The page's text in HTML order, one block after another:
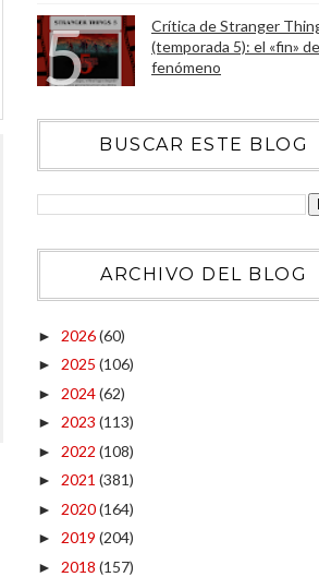
Crítica de Stranger
(temporada 5): el «fin»
fenómeno
BUSCAR ESTE BLOG
ARCHIVO DEL BLOG
► 2026(60)
► 2025 (106)
► 2024(62)
► 2023 (113)
► 2022 (108)
► 2021 (381)
► 2020(164)
► 2019 (204)
► 2018 (157)